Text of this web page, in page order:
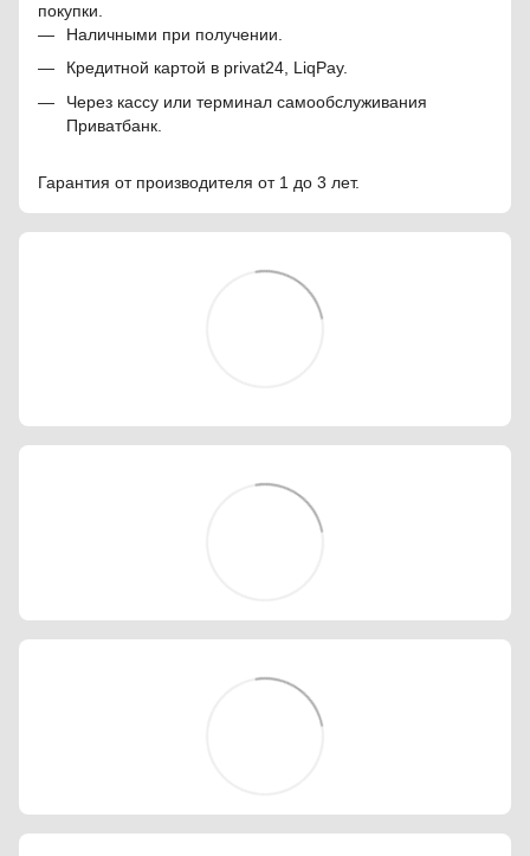
покупки.
Наличными при получении.
Кредитной картой в privat24, LiqPay.
Через кассу или терминал самообслуживания
Приватбанк.
Гарантия от производителя от 1 до 3 лет.